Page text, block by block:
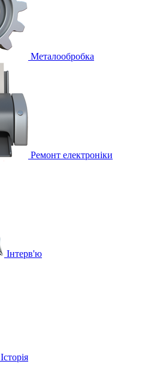
Металообробка
Ремонт електроніки
Інтерв'ю
Історія